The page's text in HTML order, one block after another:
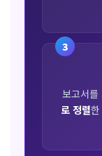
3
보고서를
로 정렬